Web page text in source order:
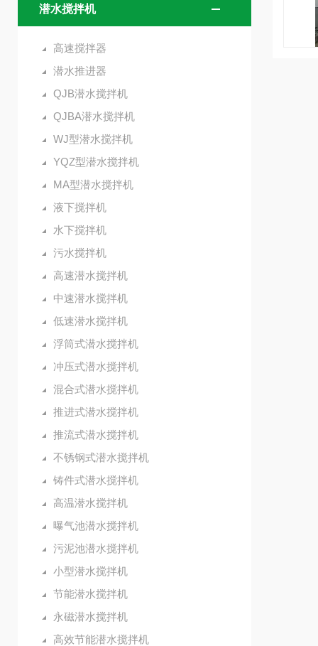
潜水搅拌机
高速搅拌器
潜水推进器
QJB潜水搅拌机
QJBA潜水搅拌机
WJ型潜水搅拌机
YQZ型潜水搅拌机
MA型潜水搅拌机
液下搅拌机
水下搅拌机
污水搅拌机
高速潜水搅拌机
中速潜水搅拌机
低速潜水搅拌机
浮筒式潜水搅拌机
冲压式潜水搅拌机
混合式潜水搅拌机
推进式潜水搅拌机
推流式潜水搅拌机
不锈钢式潜水搅拌机
铸件式潜水搅拌机
高温潜水搅拌机
曝气池潜水搅拌机
污泥池潜水搅拌机
小型潜水搅拌机
节能潜水搅拌机
永磁潜水搅拌机
高效节能潜水搅拌机